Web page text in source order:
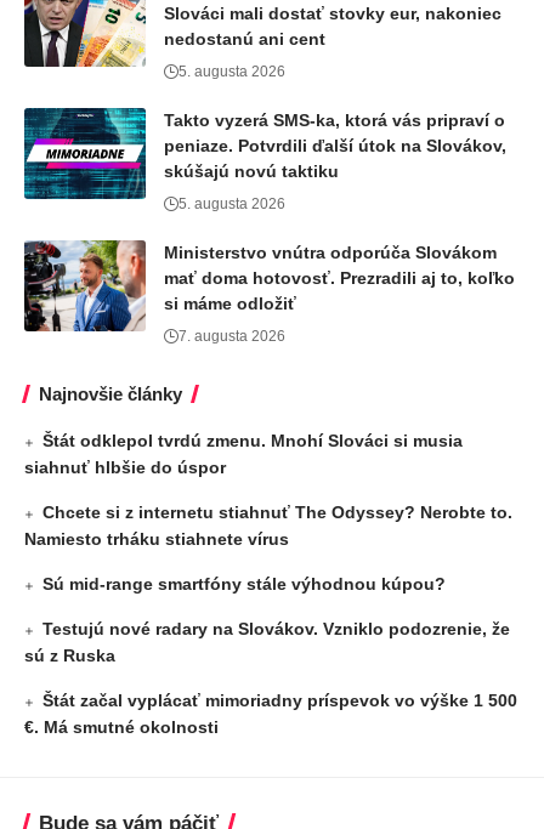
Slováci mali dostať stovky eur, nakoniec
nedostanú ani cent
5. augusta 2026
Takto vyzerá SMS-ka, ktorá vás pripraví o
peniaze. Potvrdili ďalší útok na Slovákov,
skúšajú novú taktiku
5. augusta 2026
Ministerstvo vnútra odporúča Slovákom
mať doma hotovosť. Prezradili aj to, koľko
si máme odložiť
7. augusta 2026
Najnovšie články
Štát odklepol tvrdú zmenu. Mnohí Slováci si musia
siahnuť hlbšie do úspor
Chcete si z internetu stiahnuť The Odyssey? Nerobte to.
Namiesto trháku stiahnete vírus
Sú mid-range smartfóny stále výhodnou kúpou?
Testujú nové radary na Slovákov. Vzniklo podozrenie, že
sú z Ruska
Štát začal vyplácať mimoriadny príspevok vo výške 1 500
€. Má smutné okolnosti
Bude sa vám páčiť